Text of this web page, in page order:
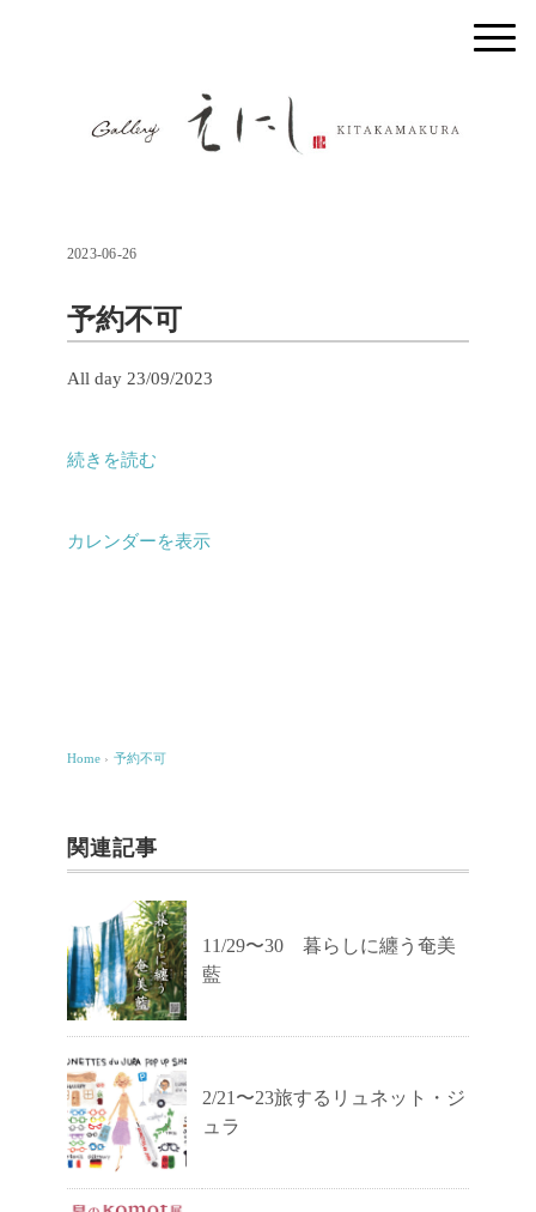
2023-06-26
予約不可
可
All day 23/09/2023
続きを読む
カレンダーを表示
Home › 予約不可
関連記事
11/29〜30 暮らしに纏う奄美
藍
2/21〜23旅するリュネット・ジ
ュラ